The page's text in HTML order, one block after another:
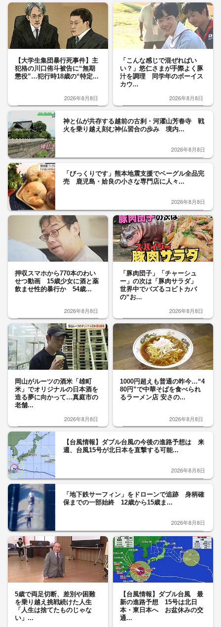
【大学生集団暴行死事件】主
犯格の川口侑斗被告に“無期
懲役”…犯行時18歳の“特定...
2026年8月8日
「こんな感じで混ぜればい
い？」悠仁さまが手際よく豚
汁を調理 同学年のボーイス
カウ...
2026年8月8日
神と仏が共存する越前の古刹・河濯山芳春寺 戦
火を乗り越え刻む神仏習合の歩み 境内...
2026年8月8日
「びっくりです」熊本地震支援でベーグル全品完
売 鹿児島・姶良の小さな専門店に人々...
2026年8月8日
押収スマホから770本のわい
せつ動画 15歳少女に酒と薬
飲ませ性的暴行か 54歳...
2026年8月8日
「豚肉団子」「チャーシュ
ー」の次は「豚肉サラダ」
世界中でバズるコビトカバ
の“お...
2026年8月8日
岡山がルーツの酒米「雄町
米」でオリジナルの日本酒を
造る夢に向かって…真庭市の
老舗...
2026年8月8日
1000円超えも普通の昨今…“4
80円”で中華そばを食べられ
るラーメン店 安さの...
2026年8月8日
【台風情報】ダブル台風の今後の進路予想は 来
週、台風15号が北日本を直撃する可能...
2026年8月8日
「地下鉄サーフィン」をドローンで追跡 身柄確
保までの一部始終 12歳から15歳ま...
2026年8月8日
5歳で両足切断、差別や困難
を乗り越え挑戦続けた人生
「人生は捨てたものじゃな
い」...
【台風情報】ダブル台風 最
新の進路予想 15号は北日
本・東日本へ お盆休みの交
通...